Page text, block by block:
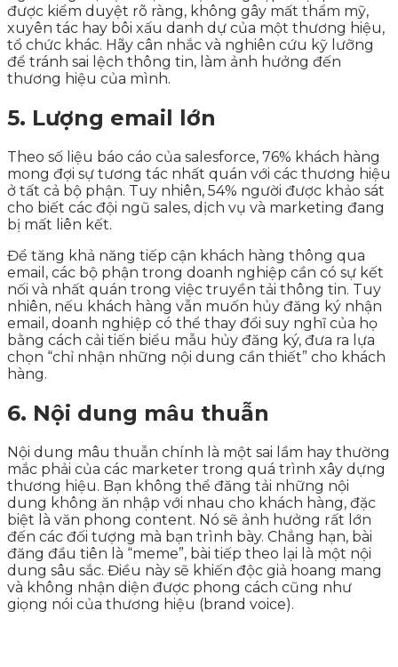
được kiểm duyệt rõ ràng, không gây mất thẩm mỹ,
xuyên tác hay bôi xấu danh dự của một thương hiệu,
tổ chức khác. Hãy cân nhắc và nghiên cứu kỹ lưỡng
để tránh sai lệch thông tin, làm ảnh hưởng đến
thương hiệu của mình.
5. Lượng email lớn
Theo số liệu báo cáo của salesforce, 76% khách hàng
mong đợi sự tương tác nhất quán với các thương hiệu
ở tất cả bộ phận. Tuy nhiên, 54% người được khảo sát
cho biết các đội ngũ sales, dịch vụ và marketing đang
bị mất liên kết.
Để tăng khả năng tiếp cận khách hàng thông qua
email, các bộ phận trong doanh nghiệp cần có sự kết
nối và nhất quán trong việc truyền tải thông tin. Tuy
nhiên, nếu khách hàng vẫn muốn hủy đăng ký nhận
email, doanh nghiệp có thể thay đổi suy nghĩ của họ
bằng cách cải tiến biểu mẫu hủy đăng ký, đưa ra lựa
chọn “chỉ nhận những nội dung cần thiết” cho khách
hàng.
6. Nội dung mâu thuẫn
Nội dung mâu thuẫn chính là một sai lầm hay thường
mắc phải của các marketer trong quá trình xây dựng
thương hiệu. Bạn không thể đăng tải những nội
dung không ăn nhập với nhau cho khách hàng, đặc
biệt là văn phong content. Nó sẽ ảnh hưởng rất lớn
đến các đối tượng mà bạn trình bày. Chẳng hạn, bài
đăng đầu tiên là “meme”, bài tiếp theo lại là một nội
dung sâu sắc. Điều này sẽ khiến độc giả hoang mang
và không nhận diện được phong cách cũng như
giọng nói của thương hiệu (brand voice).